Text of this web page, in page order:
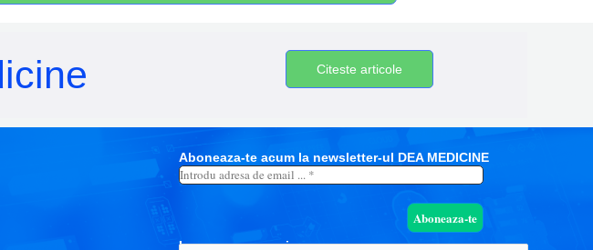
Citeste articole
Aboneaza-te acum la newsletter-ul DEA MEDICINE
Introdu
adresa
email
...
Lasa-ne un mesaj